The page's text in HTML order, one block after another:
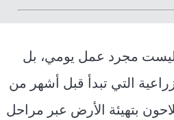
مجرد عمل يومي، بل
التي تبدأ قبل أشهر من
بتهيئة الأرض عبر مراحل